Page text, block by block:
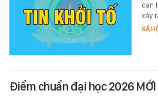
can
xảy
XÃ
Điểm chuẩn đại học 2026 MỚI